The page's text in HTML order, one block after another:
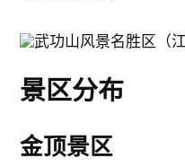
景区分布
金顶景区